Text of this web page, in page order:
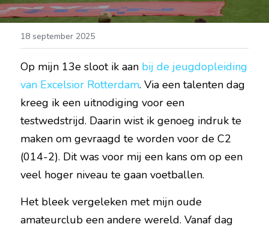
18 september 2025
Op mijn 13e sloot ik aan bij de jeugdopleiding
van Excelsior Rotterdam. Via een talenten dag
kreeg ik een uitnodiging voor een
testwedstrijd. Daarin wist ik genoeg indruk te
maken om gevraagd te worden voor de C2
(014-2). Dit was voor mij een kans om op een
veel hoger niveau te gaan voetballen.
Het bleek vergeleken met mijn oude
amateurclub een andere wereld. Vanaf dag